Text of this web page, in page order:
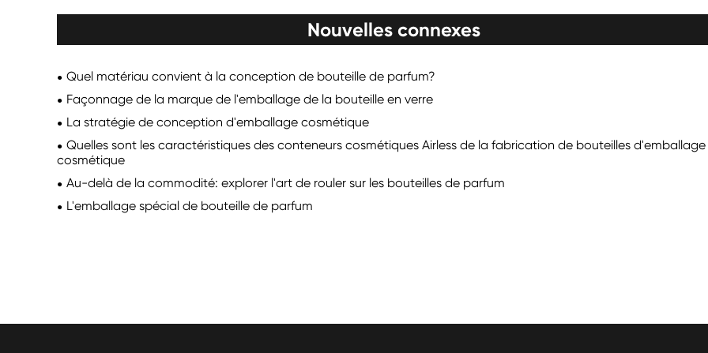
Nouvelles connexes
Quel matériau convient à la conception de bouteille de parfum?
Façonnage de la marque de l'emballage de la bouteille en verre
La stratégie de conception d'emballage cosmétique
Quelles sont les caractéristiques des conteneurs cosmétiques Airless de la fabrication de bouteilles d'emballage
cosmétique
Au-delà de la commodité: explorer l'art de rouler sur les bouteilles de parfum
L'emballage spécial de bouteille de parfum